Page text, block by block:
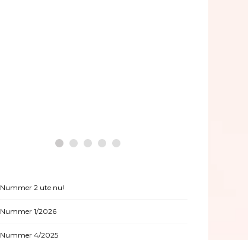
Nummer 2 ute nu!
Nummer 1/2026
Nummer 4/2025